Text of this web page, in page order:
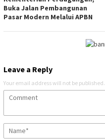
Buka Jalan Pembangunan
Pasar Modern Melalui APBN
Leave a Reply
Your email address will not be published.